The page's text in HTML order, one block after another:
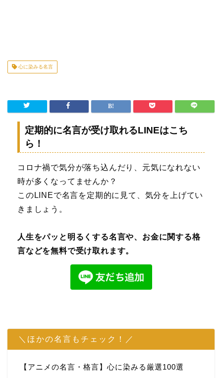
心に染みる名言
定期的に名言が受け取れるLINEはこち
ら！
コロナ禍で気分が落ち込んだり、元気になれない
時が多くなってませんか？
このLINEで名言を定期的に見て、気分を上げてい
きましょう。
人生をパッと明るくする名言や、お金に関する格
言などを無料で受け取れます。
＼ほかの名言もチェック！／
【アニメの名言・格言】心に染みる厳選100選